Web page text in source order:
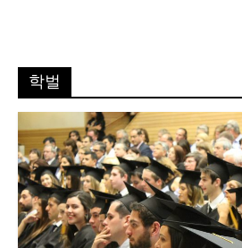
학벌